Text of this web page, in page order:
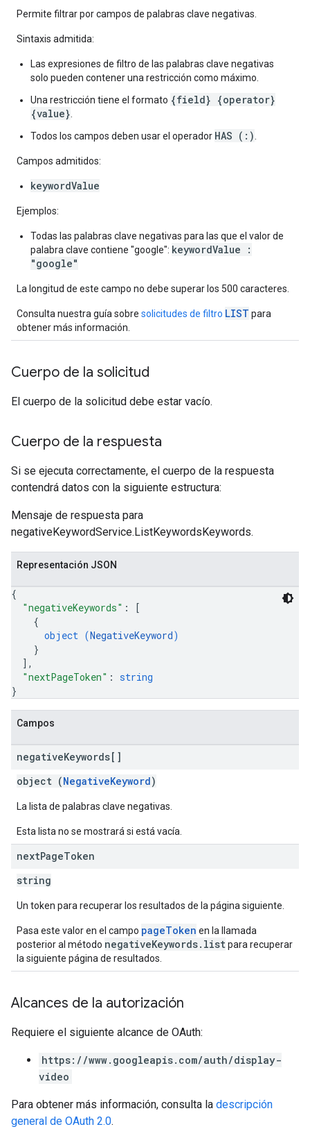
Permite filtrar por campos de palabras clave negativas.
Sintaxis admitida:
Las expresiones de filtro de las palabras clave negativas
solo pueden contener una restricción como máximo.
Una restricción tiene el formato {field} {operator}
{value}
Todos los campos deben usar el operador HAS (:)
Campos admitidos:
keywordValue
Ejemplos:
Todas las palabras clave negativas para las que el valor de
palabra clave contiene "google": keywordValue :
"google"
La longitud de este campo no debe superar los 500 caracteres.
Consulta nuestra guía sobre solicitudes de filtro LIST para
obtener más información.
Cuerpo de la solicitud
El cuerpo de la solicitud debe estar vacío.
Cuerpo de la respuesta
Si se ejecuta correctamente, el cuerpo de la respuesta
contendrá datos con la siguiente estructura:
Mensaje de respuesta para
negativeKeywordService.ListKeywordsKeywords.
Representación JSON
{
"negativeKeywords" :
[
{
object (NegativeKeyword)
}
] ,
"nextPageToken" : string
}
Campos
negativeKeywords[]
object (NegativeKeyword)
La lista de palabras clave negativas.
Esta lista no se mostrará si está vacía.
nextPageToken
string
Un token para recuperar los resultados de la página siguiente.
Pasa este valor en el campo pageToken en la llamada
posterior al método negativeKeywords.listpara recuperar
la siguiente página de resultados.
Alcances de la autorización
Requiere el siguiente alcance de OAuth:
https://www.googleapis.com/auth/display-
video
Para obtener más información, consulta la descripción
general de OAuth 2.0.